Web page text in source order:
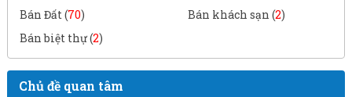
Bán Đất (70) Bán khách sạn (2)
Bán biệt thự (2)
Chủ đề quan tâm